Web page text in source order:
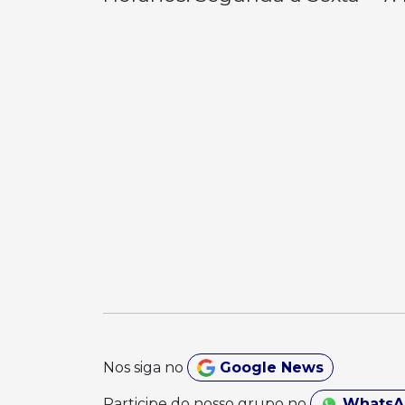
Nos siga no Google News